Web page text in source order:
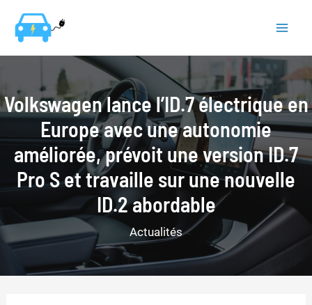
contenu
Volkswagen lance l’ID.7 électrique en
Europe avec une autonomie
améliorée, prévoit une version ID.7
Pro S et travaille sur une nouvelle
ID.2 abordable
Actualités